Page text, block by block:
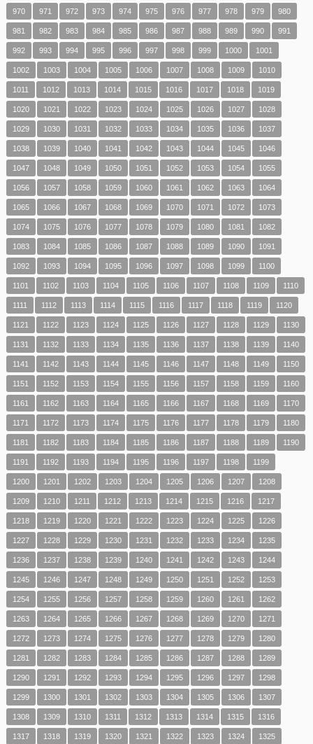
970 971 972 973 974 975 976 977 978 979 980
981 982 983 984 985 986 987 988 989 990 991
992 993 994 995 996 997 998 999 1000 1001
1002 1003 1004 1005 1006 1007 1008 1009 1010
1011 1012 1013 1014 1015 1016 1017 1018 1019
1020 1021 1022 1023 1024 1025 1026 1027 1028
1029 1030 1031 1032 1033 1034 1035 1036 1037
1038 1039 1040 1041 1042 1043 1044 1045 1046
1047 1048 1049 1050 1051 1052 1053 1054 1055
1056 1057 1058 1059 1060 1061 1062 1063 1064
1065 1066 1067 1068 1069 1070 1071 1072 1073
1074 1075 1076 1077 1078 1079 1080 1081 1082
1083 1084 1085 1086 1087 1088 1089 1090 1091
1092 1093 1094 1095 1096 1097 1098 1099 1100
1101 1102 1103 1104 1105 1106 1107 1108 1109 1110
1111 1112 1113 1114 1115 1116 1117 1118 1119 1120
1121 1122 1123 1124 1125 1126 1127 1128 1129 1130
1131 1132 1133 1134 1135 1136 1137 1138 1139 1140
1141 1142 1143 1144 1145 1146 1147 1148 1149 1150
1151 1152 1153 1154 1155 1156 1157 1158 1159 1160
1161 1162 1163 1164 1165 1166 1167 1168 1169 1170
1171 1172 1173 1174 1175 1176 1177 1178 1179 1180
1181 1182 1183 1184 1185 1186 1187 1188 1189 1190
1191 1192 1193 1194 1195 1196 1197 1198 1199
1200 1201 1202 1203 1204 1205 1206 1207 1208
1209 1210 1211 1212 1213 1214 1215 1216 1217
1218 1219 1220 1221 1222 1223 1224 1225 1226
1227 1228 1229 1230 1231 1232 1233 1234 1235
1236 1237 1238 1239 1240 1241 1242 1243 1244
1245 1246 1247 1248 1249 1250 1251 1252 1253
1254 1255 1256 1257 1258 1259 1260 1261 1262
1263 1264 1265 1266 1267 1268 1269 1270 1271
1272 1273 1274 1275 1276 1277 1278 1279 1280
1281 1282 1283 1284 1285 1286 1287 1288 1289
1290 1291 1292 1293 1294 1295 1296 1297 1298
1299 1300 1301 1302 1303 1304 1305 1306 1307
1308 1309 1310 1311 1312 1313 1314 1315 1316
1317 1318 1319 1320 1321 1322 1323 1324 1325